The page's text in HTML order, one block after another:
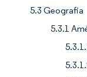
5.3 Geografia
5.3.1